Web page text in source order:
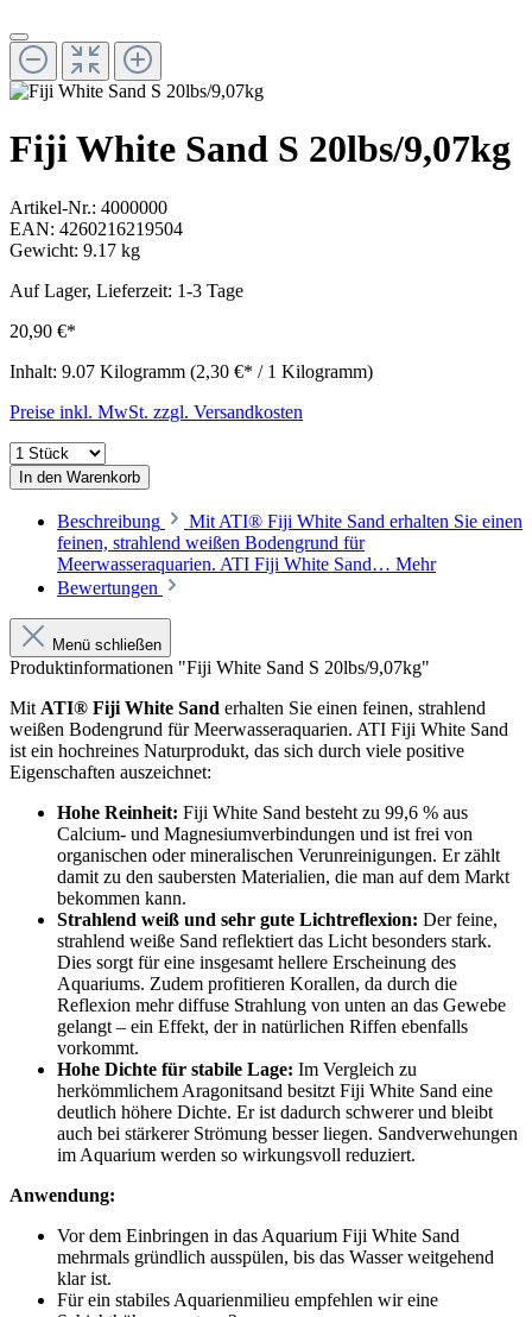
Fiji White Sand S 20lbs/9,07kg
Artikel-Nr.: 4000000
EAN: 4260216219504
Gewicht: 9.17 kg
Auf Lager, Lieferzeit: 1-3 Tage
20,90 €*
Inhalt: 9.07 Kilogramm (2,30 €* / 1 Kilogramm)
Preise inkl. MwSt. zzgl. Versandkosten
In den Warenkorb
Beschreibung
Mit ATI® Fiji White Sand erhalten Sie einen
feinen, strahlend weißen Bodengrund für
Meerwasseraquarien. ATI Fiji White Sand… Mehr
Bewertungen
Menü schließen
Produktinformationen "Fiji White Sand S 20lbs/9,07kg"
Mit ATI® Fiji White Sand erhalten Sie einen feinen, strahlend
weißen Bodengrund für Meerwasseraquarien. ATI Fiji White Sand
ist ein hochreines Naturprodukt, das sich durch viele positive
Eigenschaften auszeichnet:
Hohe Reinheit: Fiji White Sand besteht zu 99,6 % aus
Calcium- und Magnesiumverbindungen und ist frei von
organischen oder mineralischen Verunreinigungen. Er zählt
damit zu den saubersten Materialien, die man auf dem Markt
bekommen kann.
Strahlend weiß und sehr gute Lichtreflexion: Der feine,
strahlend weiße Sand reflektiert das Licht besonders stark.
Dies sorgt für eine insgesamt hellere Erscheinung des
Aquariums. Zudem profitieren Korallen, da durch die
Reflexion mehr diffuse Strahlung von unten an das Gewebe
gelangt – ein Effekt, der in natürlichen Riffen ebenfalls
vorkommt.
Hohe Dichte für stabile Lage: Im Vergleich zu
herkömmlichem Aragonitsand besitzt Fiji White Sand eine
deutlich höhere Dichte. Er ist dadurch schwerer und bleibt
auch bei stärkerer Strömung besser liegen. Sandverwehungen
im Aquarium werden so wirkungsvoll reduziert.
Anwendung:
Vor dem Einbringen in das Aquarium Fiji White Sand
mehrmals gründlich ausspülen, bis das Wasser weitgehend
klar ist.
Für ein stabiles Aquarienmilieu empfehlen wir eine